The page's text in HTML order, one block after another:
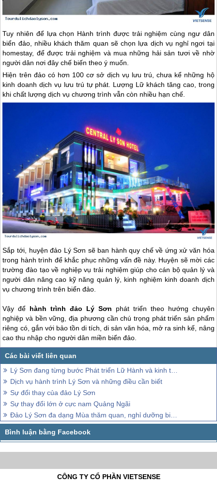
Tuy nhiên để lựa chọn Hành trình được trải nghiệm cùng ngư dân
biển đảo, nhiều khách thăm quan sẽ chọn lựa dịch vụ nghỉ ngơi tại
homestay, để được trải nghiệm và mua những hải sản tươi về nhờ
người dân nơi đây chế biến theo ý muốn.
Hiện trên đảo có hơn 100 cơ sở dịch vụ lưu trú, chưa kể những hộ
kinh doanh dịch vụ lưu trú tự phát. Lượng Lữ khách tăng cao, trong
khi chất lượng dịch vụ chương trình vẫn còn nhiều hạn chế.
Sắp tới, huyệnđảo Lý Sơn sẽ ban hành quy chế về ứng xử văn hóa
trong hành trình để khắc phục những vấn đề này. Huyện sẽ mời các
trường đào tạo về nghiệp vụ trải nghiệm giúp cho cán bộ quản lý và
người dân nâng cao kỹ năng quản lý, kinh nghiệm kinh doanh dịch
vụ chương trình trên biển đảo.
Vậy để hành trìnhđảo Lý Sơn phát triển theo hướng chuyên
nghiệp và bền vững, địa phương cần chú trọng phát triển sản phẩm
riêng có, gắn với bảo tồn di tích, di sản văn hóa, mở ra sinh kế, nâng
cao thu nhập cho người dân miền biển đảo.
Lý Sơn đang từng bước Phát triển Lữ Hành và kinh tế biển
Dịch vụ hành trình Lý Sơn và những điều cần biết
Sự đổi thay của đảo Lý Sơn
Sự thay đổi lớn ở cực nam Quảng Ngãi
Đảo Lý Sơn đa dạng Mùa thăm quan, nghỉ dưỡng biển
CÔNG TY CỔ PHẦN VIETSENSE